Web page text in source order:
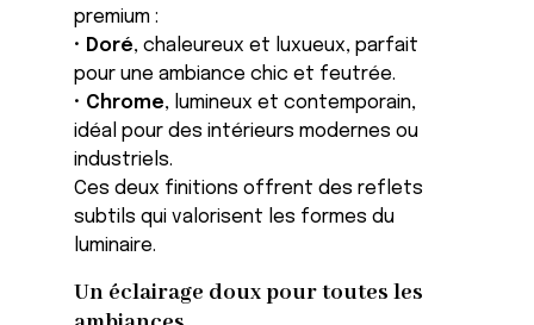
premium :
• Doré, chaleureux et luxueux, parfait
pour une ambiance chic et feutrée.
• Chrome, lumineux et contemporain,
idéal pour des intérieurs modernes ou
industriels.
Ces deux finitions offrent des reflets
subtils qui valorisent les formes du
luminaire.
Un éclairage doux pour toutes les